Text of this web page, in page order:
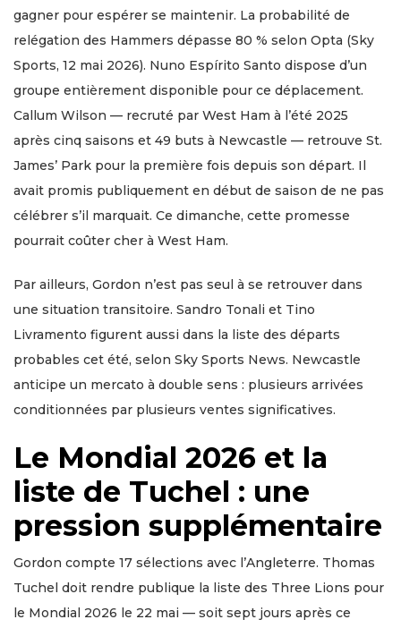
gagner pour espérer se maintenir. La probabilité de
relégation des Hammers dépasse 80 % selon Opta (Sky
Sports, 12 mai 2026). Nuno Espírito Santo dispose d’un
groupe entièrement disponible pour ce déplacement.
Callum Wilson — recruté par West Ham à l’été 2025
après cinq saisons et 49 buts à Newcastle — retrouve St.
James’ Park pour la première fois depuis son départ. Il
avait promis publiquement en début de saison de ne pas
célébrer s’il marquait. Ce dimanche, cette promesse
pourrait coûter cher à West Ham.
Par ailleurs, Gordon n’est pas seul à se retrouver dans
une situation transitoire. Sandro Tonali et Tino
Livramento figurent aussi dans la liste des départs
probables cet été, selon Sky Sports News. Newcastle
anticipe un mercato à double sens : plusieurs arrivées
conditionnées par plusieurs ventes significatives.
Le Mondial 2026 et la
liste de Tuchel : une
pression supplémentaire
Gordon compte 17 sélections avec l’Angleterre. Thomas
Tuchel doit rendre publique la liste des Three Lions pour
le Mondial 2026 le 22 mai — soit sept jours après ce